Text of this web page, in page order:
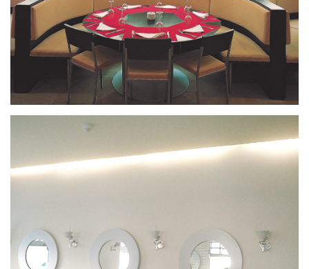
Piazza 19